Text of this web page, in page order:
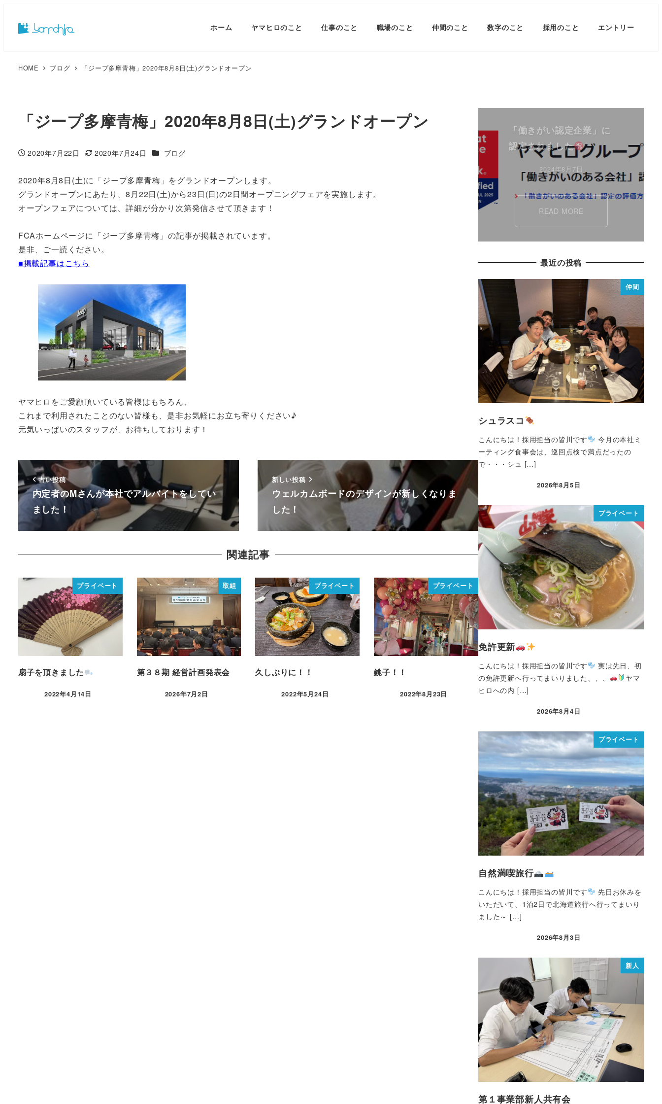
ホーム ヤマヒロのこと 仕事のこと 職場のこと 仲間のこと 数字のこと 採用のこと エントリー
HOME ブログ 「ジープ多摩青梅」2020年8月8日(土)グランドオープン
「ジープ多摩青梅」2020年8月8日(土)グランドオープン
投稿日
2020年7月22日
更新日
2020年7月24日 カテゴリー
ブログ
2020年8月8日(土)に「ジープ多摩青梅」をグランドオープンします。
グランドオープンにあたり、8月22日(土)から23日(日)の2日間オープニングフェアを実施します。
オープンフェアについては、詳細が分かり次第発信させて頂きます！
FCAホームページに「ジープ多摩青梅」の記事が掲載されています。
是非、ご一読ください。
■掲載記事はこちら
ヤマヒロをご愛顧頂いている皆様はもちろん、
これまで利用されたことのない皆様も、是非お気軽にお立ち寄りください♪
元気いっぱいのスタッフが、お待ちしております！
古い投稿
内定者のMさんが本社でアルバイトをしてい
ました！
新しい投稿
ウェルカムボードのデザインが新しくなりま
した！
関連記事
プライベート
扇子を頂きました
2022年4月14日
取組
第３８期 経営計画発表会
2026年7月2日
プライベート
久しぶりに！！
2022年5月24日
プライベート
銚子！！
2022年8月23日
「働きがい認定企業」に
認定されました
2024年8月7日
READ MORE
最近の投稿
仲間
シュラスコ
こんにちは！採用担当の皆川です
今月の本社ミ
ーティング食事会は、巡回点検で満点だったの
で・・・シュ […]
2026年8月5日
プライベート
免許更新
こんにちは！採用担当の皆川です
実は先日、初
の免許更新へ行ってまいりました、、、
ヤマ
ヒロへの内 […]
2026年8月4日
プライベート
自然満喫旅行
こんにちは！採用担当の皆川です
先日お休みを
いただいて、1泊2日で北海道旅行へ行ってまいり
ました～ […]
2026年8月3日
新人
第１事業部新人共有会